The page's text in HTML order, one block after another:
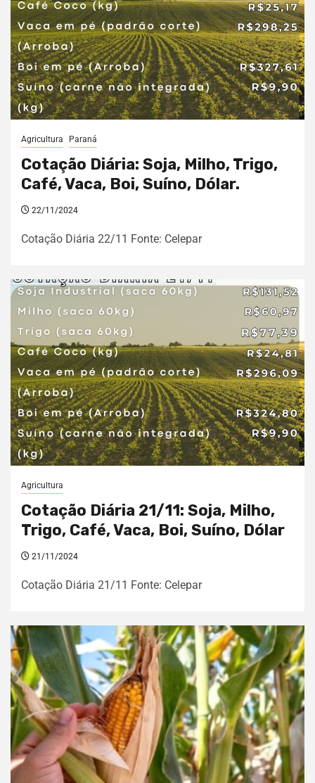
Agricultura Paraná
Cotação Diária: Soja, Milho, Trigo,
Café, Vaca, Boi, Suíno, Dólar.
22/11/2024
Cotação Diária 22/11 Fonte: Celepar
Agricultura
Cotação Diária 21/11: Soja, Milho,
Trigo, Café, Vaca, Boi, Suíno, Dólar
21/11/2024
Cotação Diária 21/11 Fonte: Celepar